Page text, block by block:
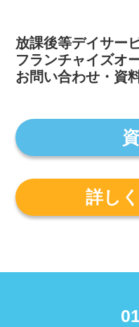
放課後等デイサー
フランチャイズオ
お問い合わせ・資
詳し